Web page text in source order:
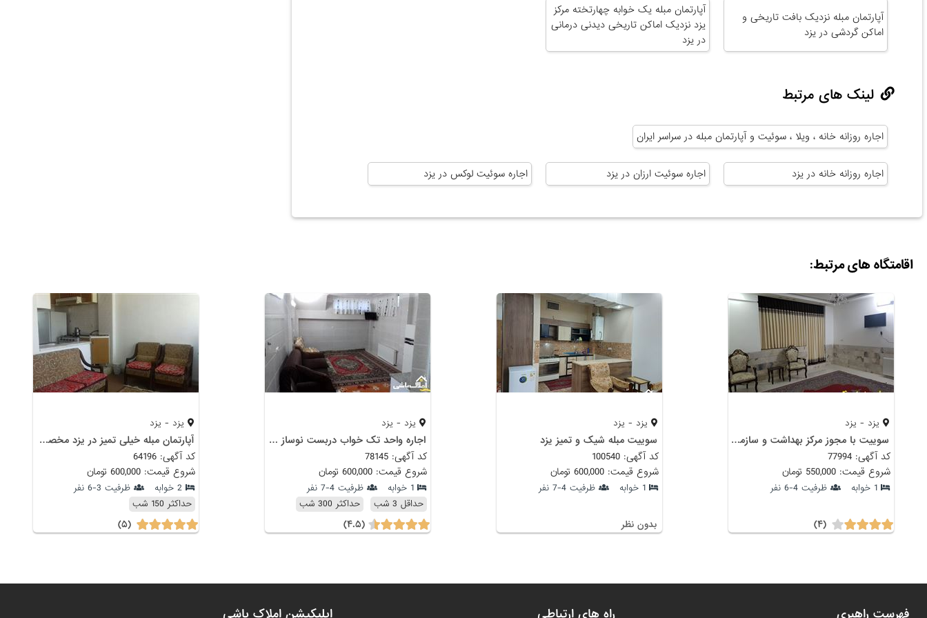
آپارتمان مبله نزدیک بافت تاریخی و
اماکن گردشی در یزد
آپارتمان مبله یک خوابه چهارتخته مرکز
یزد نزدیک اماکن تاریخی دیدنی درمانی
در یزد
لینک های مرتبط
اجاره روزانه خانه ، ویلا ، سوئیت و آپارتمان مبله در سراسر ایران
اجاره روزانه خانه در یزد اجاره سوئیت ارزان در یزد اجاره سوئیت لوکس در یزد
اقامتگاه های مرتبط:
یزد - یزد
سوییت با مجوز مرکز بهداشت و سازمان گردشگری
کد آگهی: 77994
شروع قیمت: 550,000 تومان
1 خوابه ظرفیت 4-6 نفر
(۴)
یزد - یزد
سوییت مبله شیک و تمیز یزد
کد آگهی: 100540
شروع قیمت: 600,000 تومان
1 خوابه ظرفیت 4-7 نفر
بدون نظر
یزد - یزد
اجاره واحد تک خواب دربست نوساز شیک و تمیز در یزد
کد آگهی: 78145
شروع قیمت: 600,000 تومان
1 خوابه
ظرفیت 4-7 نفر
حداقل 3 شب
حداکثر 300 شب
(۴.۵)
یزد - یزد
آپارتمان مبله خیلی تمیز در یزد مخصوص قشر بافرهنگ
کد آگهی: 64196
شروع قیمت: 600,000 تومان
2 خوابه
ظرفیت 3-6 نفر
حداکثر 150 شب
(۵)